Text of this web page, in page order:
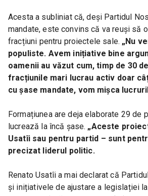
Acesta a subliniat că, deși Partidul
mandate, este convins că va reuși să
fracțiuni pentru proiectele sale. „Nu
populiste. Avem inițiative bine
oamenii au văzut cum, timp de 30
fracțiunile mari lucrau activ doar
cu șase mandate, vom mișca
Formațiunea are deja elaborate 29 de
lucrează la încă șase. „Aceste
Usatîi sau pentru partid – sunt
precizat liderul politic.
Renato Usatîi a mai declarat că
și inițiativele de ajustare a legislației